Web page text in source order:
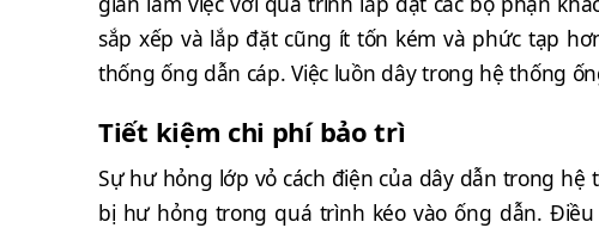
sắp xếp và lắp đặt cũng ít tốn kém và phức tạp
thống ống dẫn cáp. Việc luồn dây trong hệ thống
Tiết kiệm chi phí bảo trì
Sự hư hỏng lớp vỏ cách điện của dây dẫn trong
bị hư hỏng trong quá trình kéo vào ống dẫn.